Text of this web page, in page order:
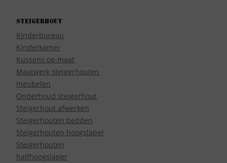
Steigerhout
Kinderbureau
Kinderkamer
Kussens op maat
Maatwerk steigerhouten
meubelen
Onderhoud steigerhout
Steigerhout afwerken
Steigerhouten bedden
Steigerhouten hoogslaper
Steigerhouten
halfhoogslaper